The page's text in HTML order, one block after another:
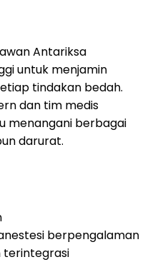
Antariksa
untuk menjamin
tindakan bedah.
dan tim medis
menangani berbagai
darurat.
berpengalaman
terintegrasi